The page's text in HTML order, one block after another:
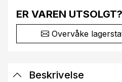
ER VAREN UTSOLGT?
Overvåke
Beskrivelse